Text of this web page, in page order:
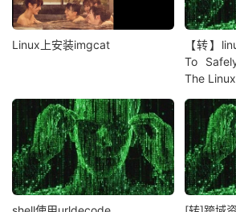
Linux上安装imgcat
【转】
To
The